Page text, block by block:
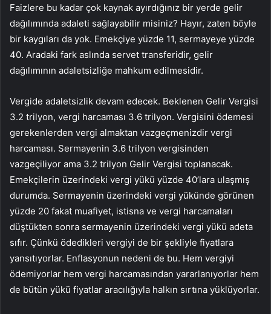
Faizlere bu kadar çok kaynak ayırdığınız bir yerde gelir
dağılımında adaleti sağlayabilir misiniz? Hayır, zaten böyle
bir kaygıları da yok. Emekçiye yüzde 11, sermayeye yüzde
40. Aradaki fark aslında servet transferidir, gelir
dağılımının adaletsizliğe mahkum edilmesidir.
Vergide adaletsizlik devam edecek. Beklenen Gelir Vergisi
3.2 trilyon, vergi harcaması 3.6 trilyon. Vergisini ödemesi
gerekenlerden vergi almaktan vazgeçmenizdir vergi
harcaması. Sermayenin 3.6 trilyon vergisinden
vazgeçiliyor ama 3.2 trilyon Gelir Vergisi toplanacak.
Emekçilerin üzerindeki vergi yükü yüzde 40’lara ulaşmış
durumda. Sermayenin üzerindeki vergi yükünde görünen
yüzde 20 fakat muafiyet, istisna ve vergi harcamaları
düştükten sonra sermayenin üzerindeki vergi yükü adeta
sıfır. Çünkü ödedikleri vergiyi de bir şekliyle fiyatlara
yansıtıyorlar. Enflasyonun nedeni de bu. Hem vergiyi
ödemiyorlar hem vergi harcamasından yararlanıyorlar hem
de bütün yükü fiyatlar aracılığıyla halkın sırtına yüklüyorlar.